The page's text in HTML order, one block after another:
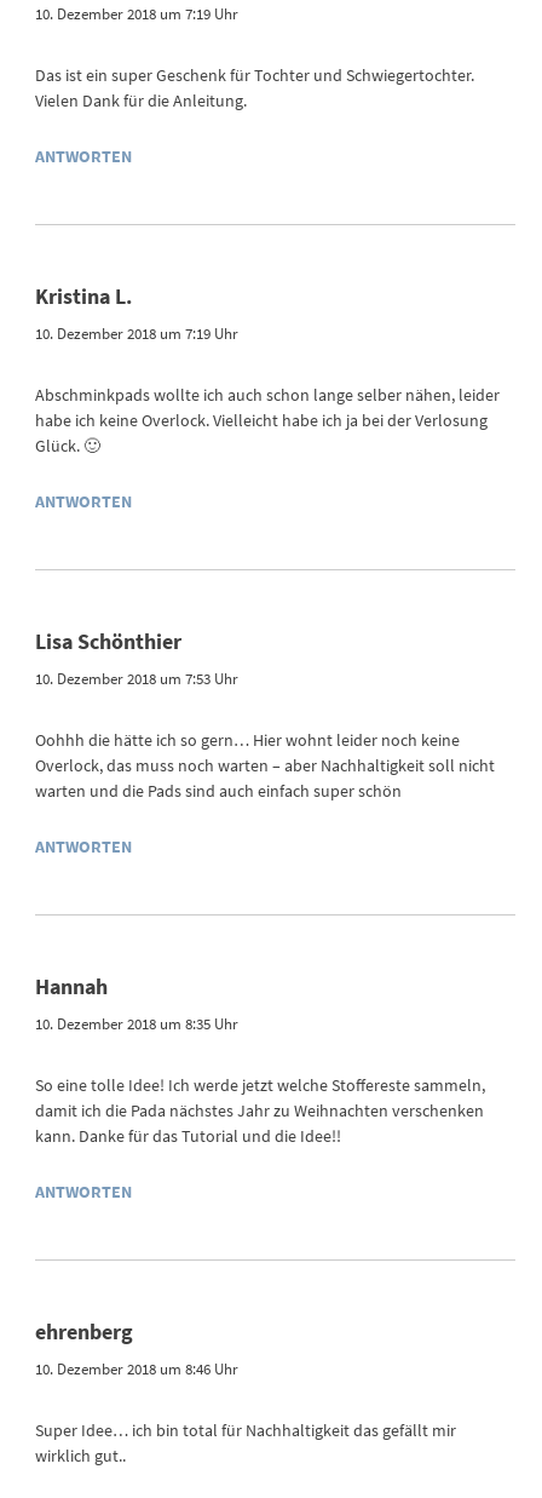
10. Dezember 2018 um 7:19 Uhr
Das ist ein super Geschenk für Tochter und Schwiegertochter.
Vielen Dank für die Anleitung.
ANTWORTEN
Kristina L.
10. Dezember 2018 um 7:19 Uhr
Abschminkpads wollte ich auch schon lange selber nähen, leider
habe ich keine Overlock. Vielleicht habe ich ja bei der Verlosung
Glück. 🙂
ANTWORTEN
Lisa Schönthier
10. Dezember 2018 um 7:53 Uhr
Oohhh die hätte ich so gern… Hier wohnt leider noch keine
Overlock, das muss noch warten – aber Nachhaltigkeit soll nicht
warten und die Pads sind auch einfach super schön
ANTWORTEN
Hannah
10. Dezember 2018 um 8:35 Uhr
So eine tolle Idee! Ich werde jetzt welche Stoffereste sammeln,
damit ich die Pada nächstes Jahr zu Weihnachten verschenken
kann. Danke für das Tutorial und die Idee!!
ANTWORTEN
ehrenberg
10. Dezember 2018 um 8:46 Uhr
Super Idee… ich bin total für Nachhaltigkeit das gefällt mir
wirklich gut..